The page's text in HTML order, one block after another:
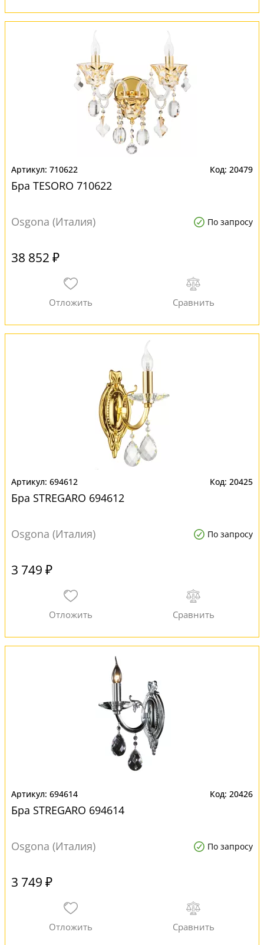
710622 20479
Бра TESORO 710622
Osgona (Италия) По запросу
38 852 ₽
694612 20425
Бра STREGARO 694612
Osgona (Италия) По запросу
3 749 ₽
694614 20426
Бра STREGARO 694614
Osgona (Италия) По запросу
3 749 ₽